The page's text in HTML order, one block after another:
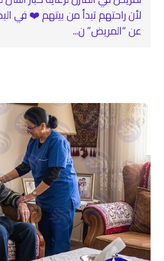
لأن راحتهم تبدأ من بيتهم ❤️ في
عن “المريض” ن...